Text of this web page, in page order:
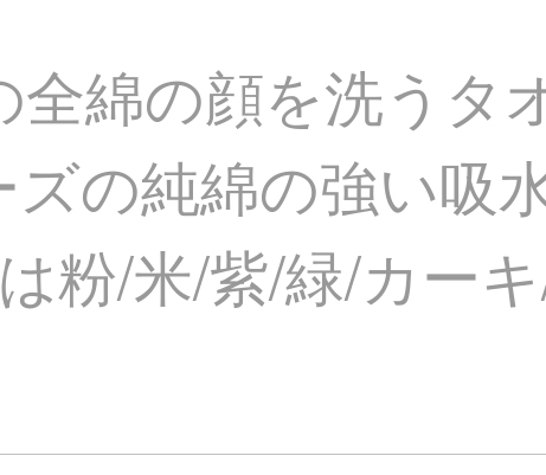
綿の顔を洗うタ
の純綿の強い吸
粉/米/紫/緑/カー